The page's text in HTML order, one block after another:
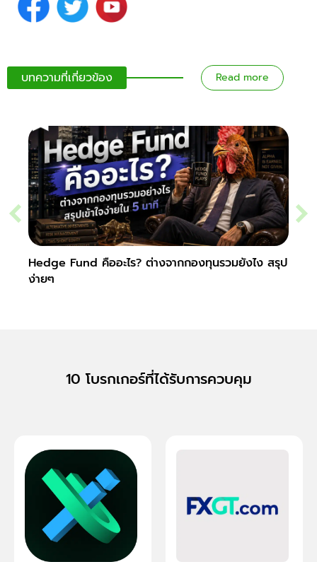
บทความที่เกี่ยวข้อง Read more
Hedge Fund คืออะไร? ต่างจากกองทุนรวมยังไง สรุป
ง่ายๆ
10 โบรกเกอร์ที่ได้รับการควบคุม